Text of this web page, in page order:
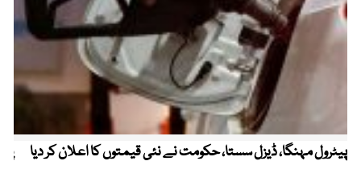
پیٹرول مہنگا، ڈیزل سستا، حکومت نے نئی قیمتوں کا اعلان کر دیا